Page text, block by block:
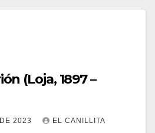
(Loja, 1897 –
2023 EL CANILLITA